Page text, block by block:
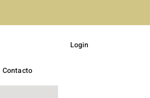
Login
Contacto